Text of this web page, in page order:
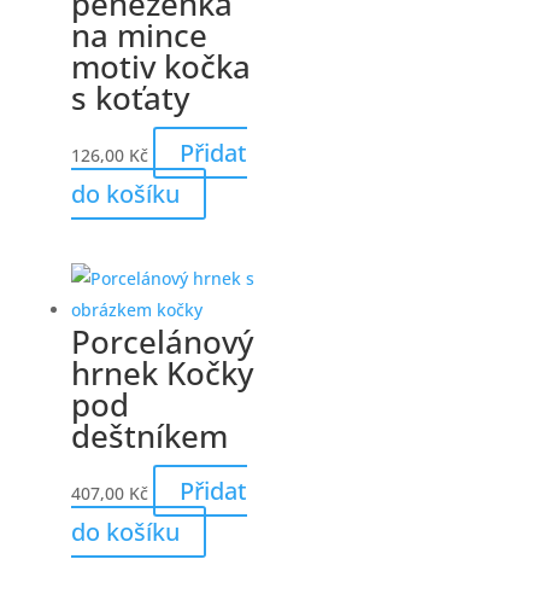
na mince
motiv kočka
s koťaty
126,00 Kč
Přidat
do košíku
Porcelánový
hrnek Kočky
pod
deštníkem
407,00 Kč
Přidat
do košíku